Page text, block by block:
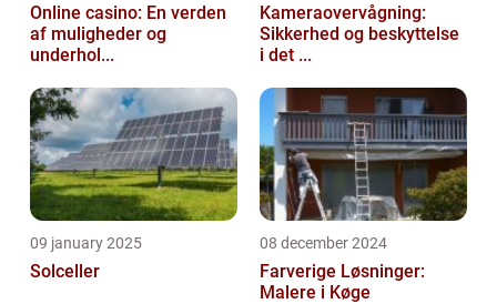
Online casino: En verden
af muligheder og
underhol...
Kameraovervågning:
Sikkerhed og beskyttelse
i det ...
09 january 2025
Solceller
08 december 2024
Farverige Løsninger:
Malere i Køge